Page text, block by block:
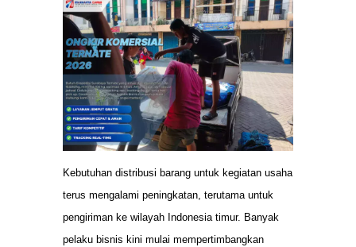
Kebutuhan distribusi barang untuk kegiatan usaha
terus mengalami peningkatan, terutama untuk
pengiriman ke wilayah Indonesia timur. Banyak
pelaku bisnis kini mulai mempertimbangkan